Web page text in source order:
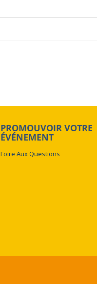
PROMOUVOIR VOTRE
ÉVÉNEMENT
Foire Aux Questions